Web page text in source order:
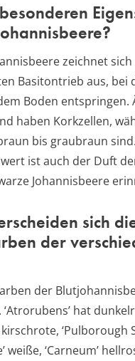
zeichnet
Basitontrieb aus, bei
Boden entspringen.
haben Korkzellen,
bis graubraun
ist auch der Duft
Johannisbeere
sich
der
der
hat
kirschrote, ‘Pulborough
weiße, ‘Carneum’